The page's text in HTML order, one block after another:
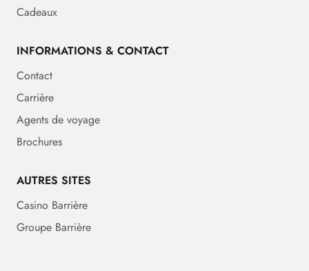
Cadeaux
INFORMATIONS & CONTACT
Contact
Carrière
Agents de voyage
Brochures
AUTRES SITES
Casino Barrière
Groupe Barrière